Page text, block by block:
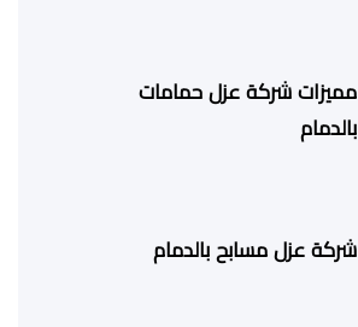
مميزات شركة عزل حمامات
بالدمام
شركة عزل مسابح بالدمام